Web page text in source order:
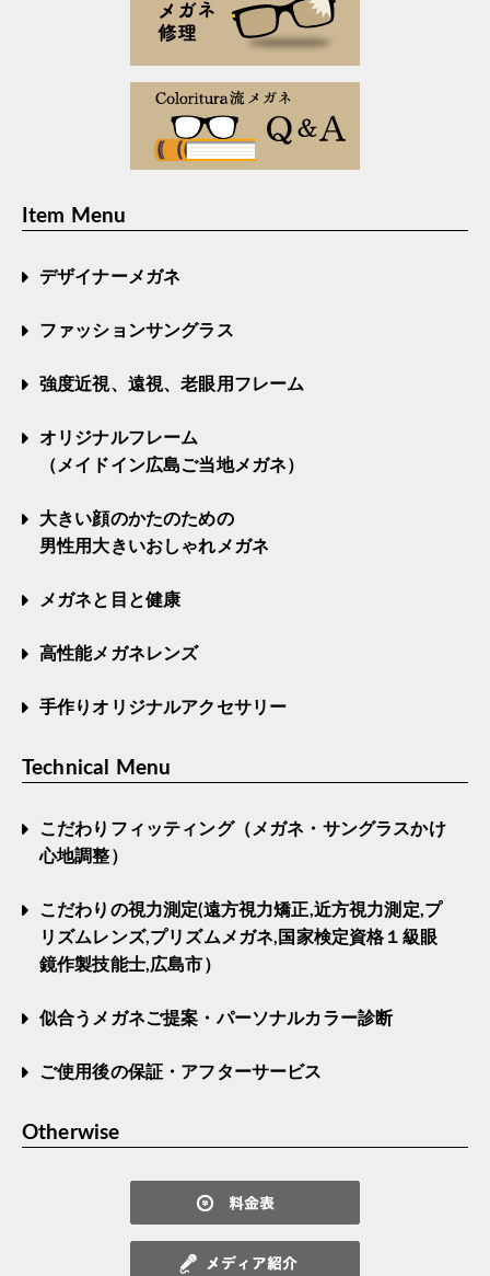
Item Menu
デザイナーメガネ
ファッションサングラス
強度近視、遠視、老眼用フレーム
オリジナルフレーム
（メイドイン広島ご当地メガネ）
大きい顔のかたのための
男性用大きいおしゃれメガネ
メガネと目と健康
高性能メガネレンズ
手作りオリジナルアクセサリー
Technical Menu
こだわりフィッティング（メガネ・サングラスかけ
心地調整）
こだわりの視力測定(遠方視力矯正,近方視力測定,プ
リズムレンズ,プリズムメガネ,国家検定資格１級眼
鏡作製技能士,広島市）
似合うメガネご提案・パーソナルカラー診断
ご使用後の保証・アフターサービス
Otherwise